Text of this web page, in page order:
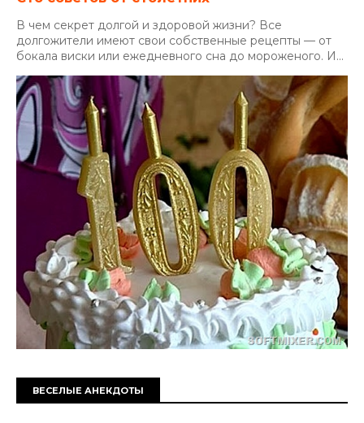
В чем секрет долгой и здоровой жизни? Все
долгожители имеют свои собственные рецепты — от
бокала виски или ежедневного сна до мороженого. И...
ВЕСЕЛЫЕ АНЕКДОТЫ